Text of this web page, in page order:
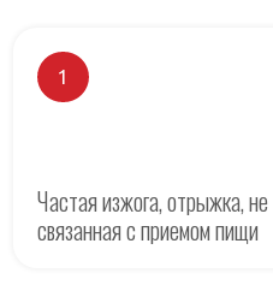
1
Частая изжога, отрыжка, не
связанная с приемом пищи